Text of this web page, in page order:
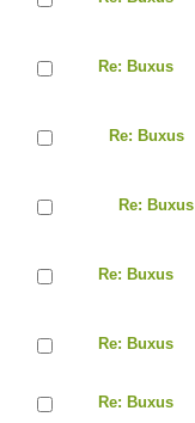
Re: Buxus
Re: Buxus
Re: Buxus
Re: Buxus
Re: Buxus
Re: Buxus